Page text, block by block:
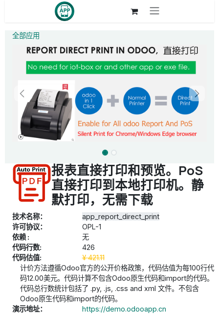
全部应用
报表直接打印和预览。PoS
直接打印到本地打印机。静
默打印，无需下载
技术名称：
app_report_direct_print
许可协议：
OPL-1
依赖 :
无
代码行数:
426
代码估值:
¥421.11
计价方法遵循Odoo官方的公开价格政策，代码估值为每100行代
码12.00美元。代码计算不包含Odoo原生代码和import的代码。
代码总行数统计包括了 .py, .js, .css and xml 文件。不包含
Odoo原生代码和import的代码。
演示地址：
https://demo.odooapp.cn